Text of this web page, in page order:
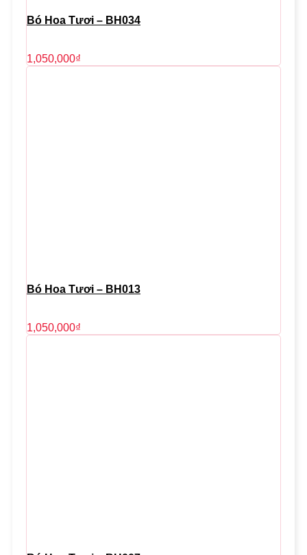
Bó Hoa Tươi – BH034
1,050,000₫
Bó Hoa Tươi – BH013
1,050,000₫